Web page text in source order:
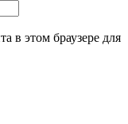
в этом браузере для